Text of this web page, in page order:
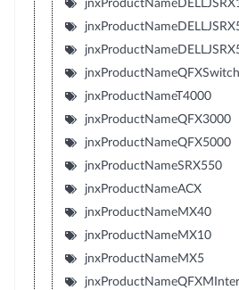
jnxProductNameQFXSwitch
jnxProductNameT4000
jnxProductNameQFX3000
jnxProductNameQFX5000
jnxProductNameSRX550
jnxProductNameACX
jnxProductNameMX40
jnxProductNameMX10
jnxProductNameMX5